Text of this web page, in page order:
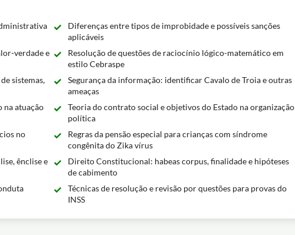
Diferenças entre tipos de improbidade e possíveis sanções
aplicáveis
verdade e
Resolução de questões de raciocínio lógico-matemático em
estilo Cebraspe
sistemas,
Segurança da informação: identificar Cavalo de Troia e outras
ameaças
atuação
Teoria do contrato social e objetivos do Estado na organização
política
no
Regras da pensão especial para crianças com síndrome
congênita do Zika vírus
ênclise e
Direito Constitucional: habeas corpus, finalidade e hipóteses
de cabimento
Técnicas de resolução e revisão por questões para provas do
INSS